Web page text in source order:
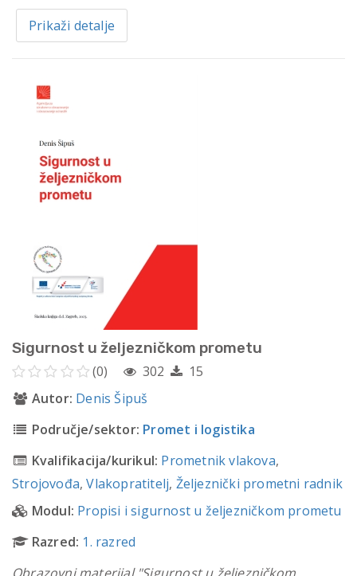
Prikaži detalje
Sigurnost u željezničkom prometu
(0) 302
15
Autor: Denis Šipuš
Područje/sektor: Promet i logistika
Kvalifikacija/kurikul: Prometnik vlakova,
Strojovođa,Vlakopratitelj, Željeznički prometni radnik
Modul: Propisi i sigurnost u željezničkom prometu
Razred: 1. razred